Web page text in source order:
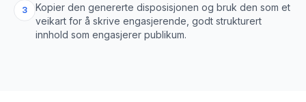
3
Kopier den genererte disposisjonen og bruk den som et
veikart for å skrive engasjerende, godt strukturert
innhold som engasjerer publikum.